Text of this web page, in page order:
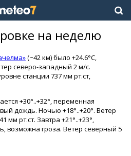
на неделю
(~42 км) было +24.6°C,
северо-западный 2 м/с.
станции 737 мм рт.ст,
+30°..+32°, переменная
дождь. Ночью +18°..+20°. Ветер
мм рт.ст. Завтра +21°..+23°,
возможна гроза. Ветер северный 5